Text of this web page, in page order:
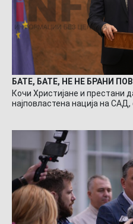
БАТЕ, БАТЕ, НЕ НЕ БРАНИ
Кочи Христијане и престани
најповластена нација на САД,